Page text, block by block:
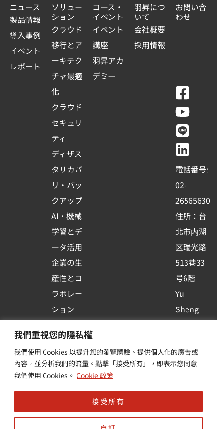
我們重視您的隱私權
我們使用 Cookies 以提升您的瀏覽體驗、提供個人化的廣告或
內容，並分析我們的流量。點擊「接受所有」，即表示您同意
我們使用 Cookies。 Cookie 政策
接受所有
ニュース
製品情報
導入事例
イベント
レポート
ソリュー
ション
クラウド
移行とア
ーキテク
チャ最適
化
クラウド
セキュリ
ティ
ディザス
タリカバ
リ・バッ
クアップ
AI・機械
学習とデ
ータ活用
企業の生
産性とコ
ラボレー
ション
プラット
フォーム
活用
サービス
コース・
イベント
イベント
講座
羽昇アカ
デミー
羽昇につ
いて
会社概要
採用情報
お問い合
わせ
F
a
c
e
b
o
o
k
-
s
q
u
a
r
e
Y
o
u
t
u
b
e
L
i
n
e
L
i
n
k
e
d
i
n
電話番号:
02-
26565630
住所：台
北市内湖
区瑞光路
513巷33
号6階
Yu
Sheng
| 最新の
イベント
する